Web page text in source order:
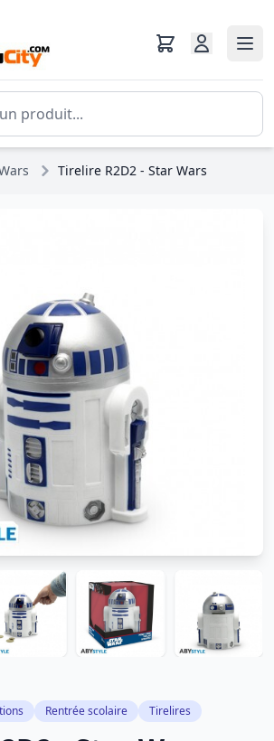
Tirelire R2D2 - Star Wars
Rentrée scolaire Tirelires